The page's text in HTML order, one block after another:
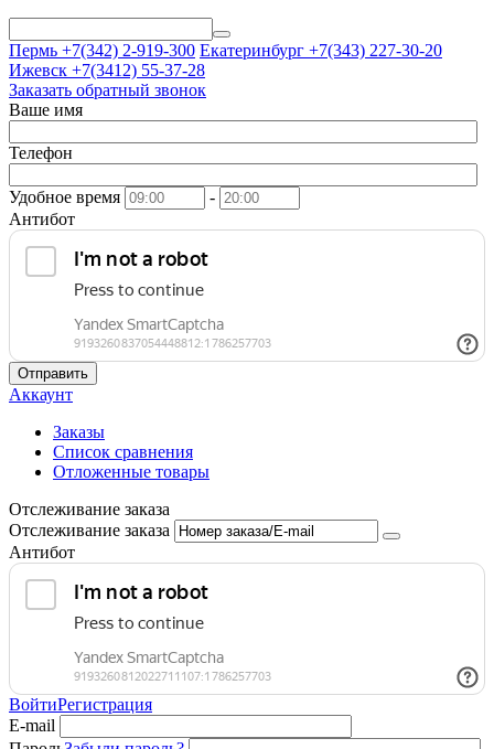
Пермь +7(342) 2-919-300 Екатеринбург +7(343) 227-30-20
Ижевск +7(3412) 55-37-28
Заказать обратный звонок
Ваше имя
Телефон
Удобное время
-
Антибот
Отправить
Аккаунт
Заказы
Список сравнения
Отложенные товары
Отслеживание заказа
Отслеживание заказа
Антибот
ВойтиРегистрация
E-mail